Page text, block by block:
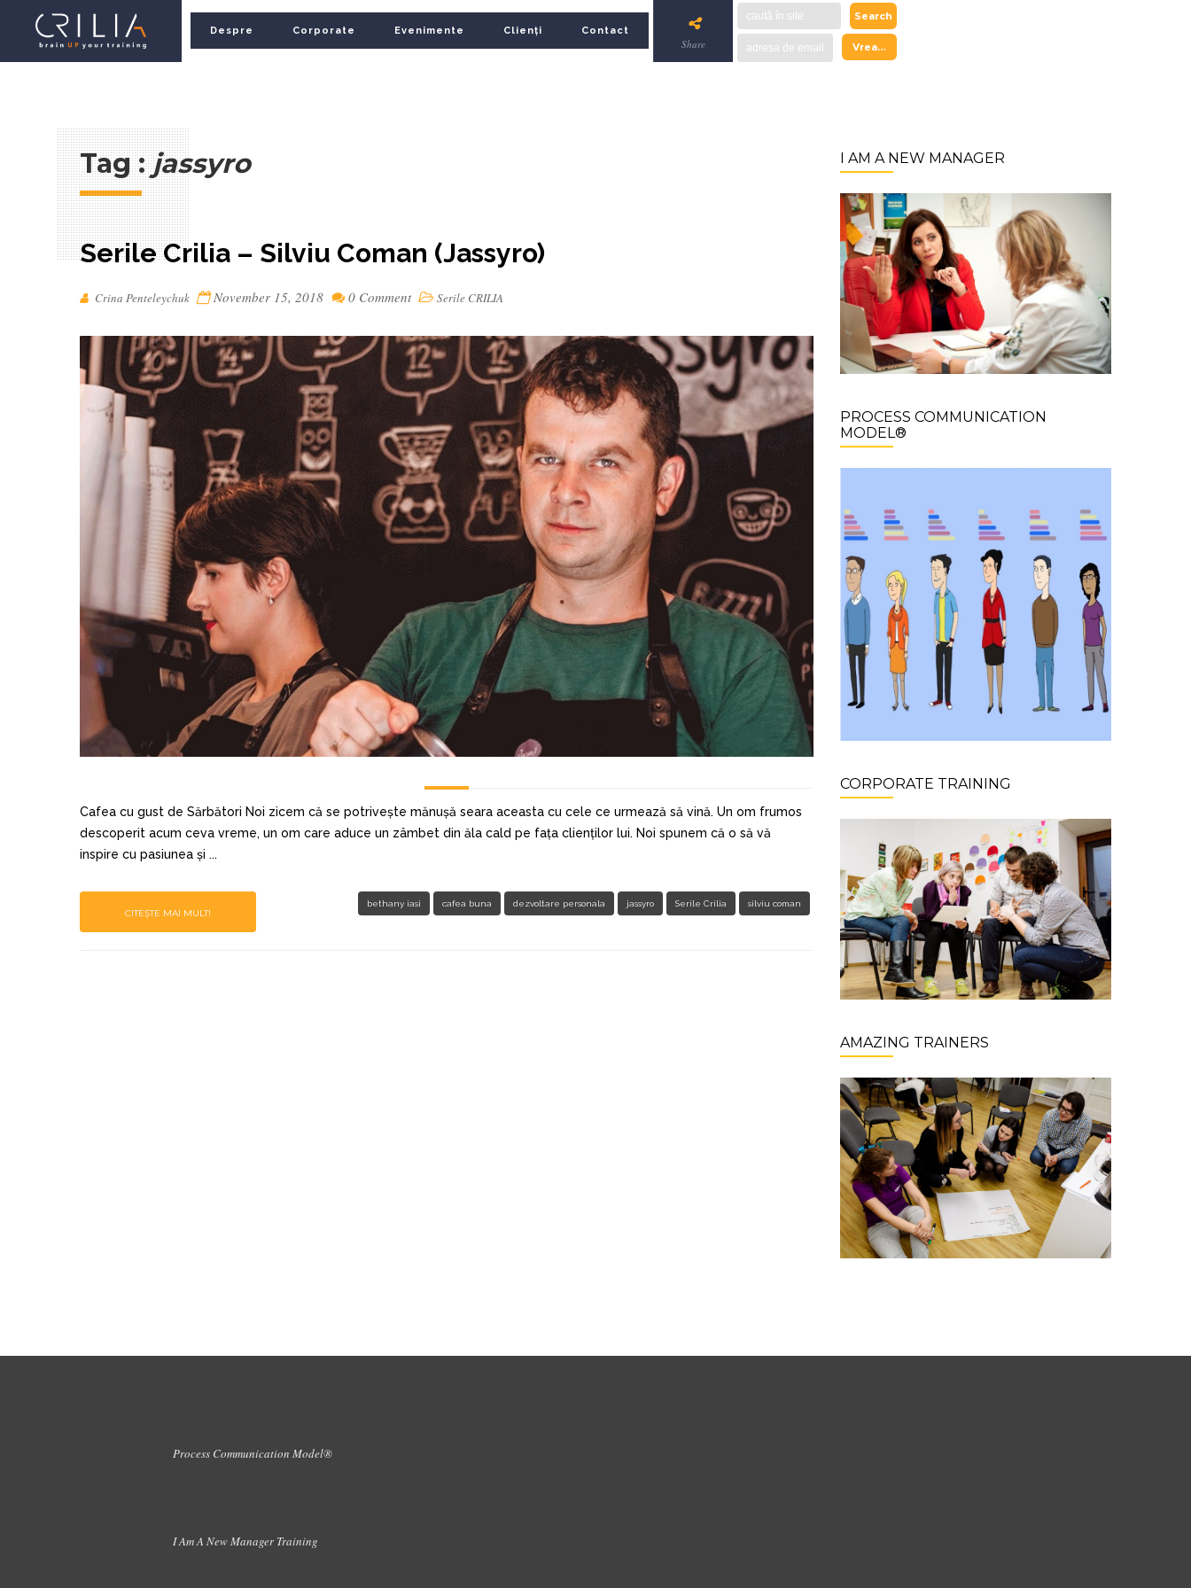
Despre Corporate Evenimente Clienți Contact
Share
Tag :jassyro
Serile Crilia – Silviu Coman (Jassyro)
Crina Penteleychuk November 15, 2018 0 Comment Serile CRILIA
Cafea cu gust de Sărbători Noi zicem că se potrivește mănușă seara aceasta cu cele ce urmează să vină. Un om frumos
descoperit acum ceva vreme, un om care aduce un zâmbet din ăla cald pe fața clienților lui. Noi spunem că o să vă
inspire cu pasiunea și ...
CITEȘTE MAI MULT!
bethany iasi cafea buna dezvoltare personala jassyro Serile Crilia silviu coman
I AM A NEW MANAGER
PROCESS COMMUNICATION
MODEL®
CORPORATE TRAINING
AMAZING TRAINERS
Process Communication Model®
I Am A New Manager Training